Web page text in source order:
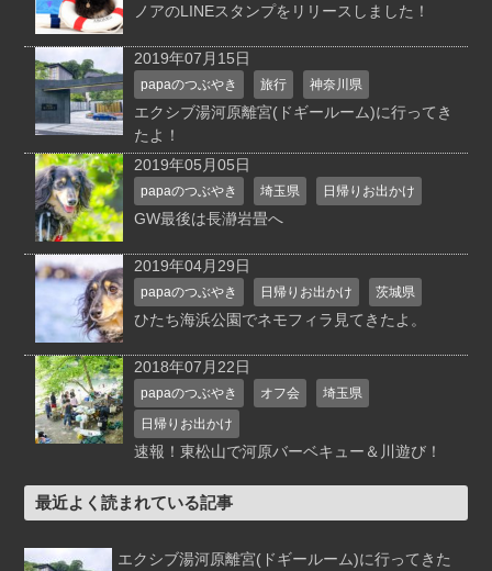
ノアのLINEスタンプをリリースしました！
2019年07月15日
papaのつぶやき 旅行 神奈川県
エクシブ湯河原離宮(ドギールーム)に行ってき
たよ！
2019年05月05日
papaのつぶやき 埼玉県 日帰りお出かけ
GW最後は長瀞岩畳へ
2019年04月29日
papaのつぶやき 日帰りお出かけ 茨城県
ひたち海浜公園でネモフィラ見てきたよ。
2018年07月22日
papaのつぶやき オフ会
埼玉県
日帰りお出かけ
速報！東松山で河原バーベキュー＆川遊び！
最近よく読まれている記事
エクシブ湯河原離宮(ドギールーム)に行ってきた